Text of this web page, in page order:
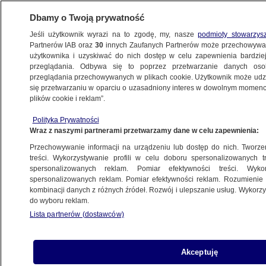
BIZNES
Z KRAJU
Sondaż: Polacy podzieleni
2.04.2015, 13:51
Udostępnij
Dbamy o Twoją prywatność
Jeśli użytkownik wyrazi na to zgodę, my, naszepodmioty
Partnerów IAB oraz30 innych Zaufanych Partnerów może
użytkownika i uzyskiwać do nich dostęp w celu zapewnienia
przeglądania. Odbywa się to poprzez przetwarzanie danych
przeglądania przechowywanych w plikach cookie. Użytkownik może
się przetwarzaniu w oparciu o uzasadniony interes w dowolnym
plików cookie i reklam”.
Polityka Prywatności
Wraz z naszymi partnerami przetwarzamy dane w celu zapewnienia:
Przechowywanie informacji na urządzeniu lub dostęp do nich.
treści. Wykorzystywanie profili w celu doboru spersonalizowanych
spersonalizowanych reklam. Pomiar efektywności treści.
spersonalizowanych reklam. Pomiar efektywności reklam.
kombinacji danych z różnych źródeł. Rozwój i ulepszanie usług.
do wyboru reklam.
Lista partnerów (dostawców)
Akceptuję